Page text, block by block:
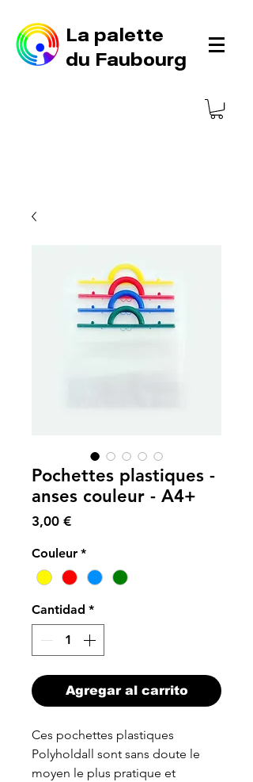
La palette
du Faubourg
Pochettes plastiques -
anses couleur - A4+
3,00 €Precio
Couleur *
Cantidad *
Agregar al carrito
Ces pochettes plastiques
Polyholdall sont sans doute le
moyen le plus pratique et